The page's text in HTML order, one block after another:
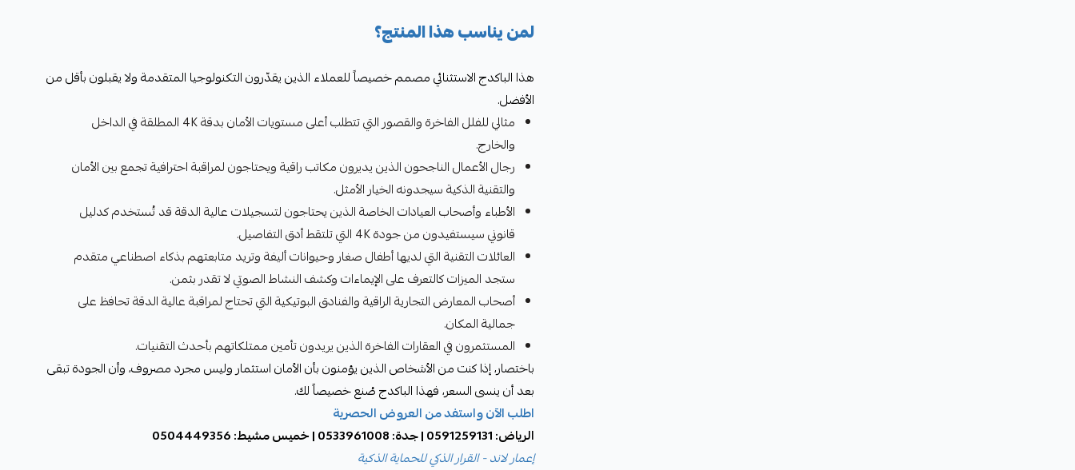
لمن يناسب هذا المنتج؟
هذا الباكدج الاستثنائي مصمم خصيصاً للعملاء الذين يقدّرون التكنولوجيا المتقدمة ولا يقبلون بأقل من
الأفضل.
مثالي للفلل الفاخرة والقصور التي تتطلب أعلى مستويات الأمان بدقة 4K المطلقة في الداخل
والخارج.
رجال الأعمال الناجحون الذين يديرون مكاتب راقية ويحتاجون لمراقبة احترافية تجمع بين الأمان
والتقنية الذكية سيجدونه الخيار الأمثل.
الأطباء وأصحاب العيادات الخاصة الذين يحتاجون لتسجيلات عالية الدقة قد تُستخدم كدليل
قانوني سيستفيدون من جودة 4K التي تلتقط أدق التفاصيل.
العائلات التقنية التي لديها أطفال صغار وحيوانات أليفة وتريد متابعتهم بذكاء اصطناعي متقدم
ستجد الميزات كالتعرف على الإيماءات وكشف النشاط الصوتي لا تقدر بثمن.
أصحاب المعارض التجارية الراقية والفنادق البوتيكية التي تحتاج لمراقبة عالية الدقة تحافظ على
جمالية المكان.
المستثمرون في العقارات الفاخرة الذين يريدون تأمين ممتلكاتهم بأحدث التقنيات.
باختصار، إذا كنت من الأشخاص الذين يؤمنون بأن الأمان استثمار وليس مجرد مصروف، وأن الجودة تبقى
بعد أن ينسى السعر، فهذا الباكدج صُنع خصيصاً لك.
اطلب الآن واستفد من العروض الحصرية
الرياض: 0591259131 | جدة: 0533961008 | خميس مشيط: 0504449356
إعمار لاند - القرار الذكي للحماية الذكية